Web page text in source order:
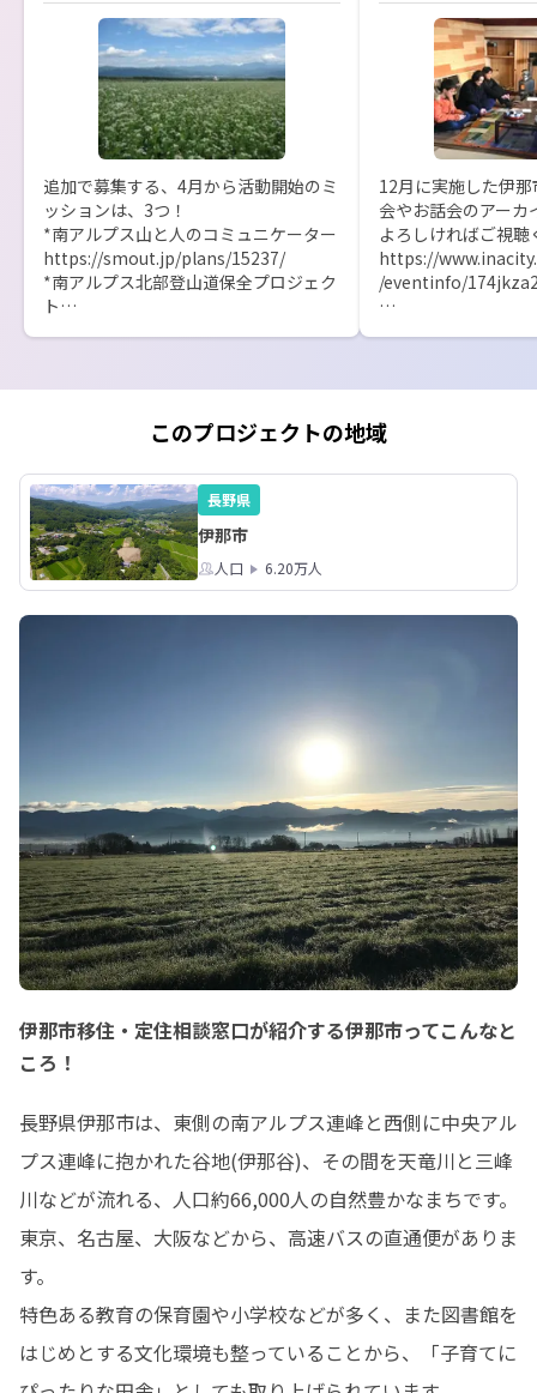
追加で募集する、4月から活動開始のミ
ッションは、3つ！
*南アルプス山と人のコミュニケーター
https://smout.jp/plans/15237/
*南アルプス北部登山道保全プロジェク
ト
「興味ある」してくださった方へ、詳
細情報をお送りします！
アルプスのそばでの暮らし、はじめま
せんか？
不明点などありましたら、お気軽にお
問合せください！
12月に実施した伊
会やお話会のアーカ
よろしければご視聴
https://
/eventinfo/
薪ストーブを囲んで
アしたり、暮らしや
有など、和やかな時
このプロジェクトの地域
長野県
伊那市
人口 6.20万人
伊那市移住・定住相談窓口が紹介する伊那市ってこんなと
ころ！
長野県伊那市は、東側の南アルプス連峰と西側に中央アル
プス連峰に抱かれた谷地(伊那谷)、その間を天竜川と三峰
川などが流れる、人口約66,000人の自然豊かなまちです。
東京、名古屋、大阪などから、高速バスの直通便がありま
す。
特色ある教育の保育園や小学校などが多く、また図書館を
はじめとする文化環境も整っていることから、「子育てに